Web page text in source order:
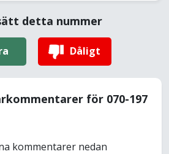
detta nummer
Dåligt
för 070-197
kommentarer nedan